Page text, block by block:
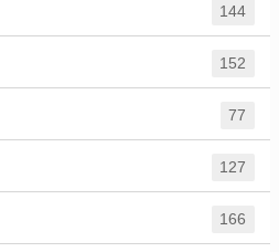
144
152
77
127
166